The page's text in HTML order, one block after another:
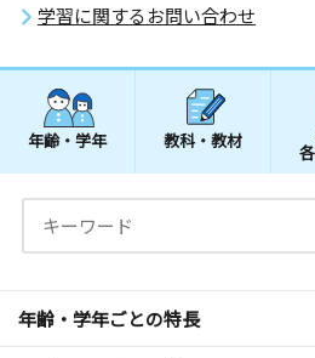
学習に関するお問い合わせ
年齢・学年 教科・教材
年齢・学年ごとの特長